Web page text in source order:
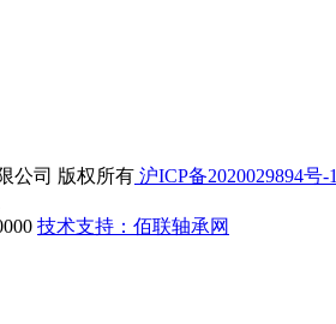
公司 版权所有 沪ICP备2020029894号-1
技术支持：佰联轴承网